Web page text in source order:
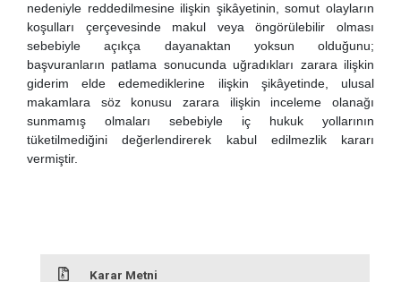
nedeniyle reddedilmesine ilişkin şikâyetinin, somut olayların
koşulları çerçevesinde makul veya öngörülebilir olması
sebebiyle açıkça dayanaktan yoksun olduğunu;
başvuranların patlama sonucunda uğradıkları zarara ilişkin
giderim elde edemediklerine ilişkin şikâyetinde, ulusal
makamlara söz konusu zarara ilişkin inceleme olanağı
sunmamış olmaları sebebiyle iç hukuk yollarının
tüketilmediğini değerlendirerek kabul edilmezlik kararı
vermiştir.
Karar Metni